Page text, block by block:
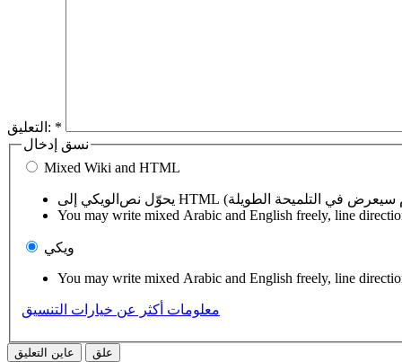
التعليق: *
نسق إدخال
Mixed Wiki and HTML
You may write mixed Arabic and English freely, line
ويكي
You may write mixed Arabic and English freely, line
معلومات أكثر عن خيارات التنسيق